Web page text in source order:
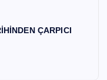
ÇARPICI